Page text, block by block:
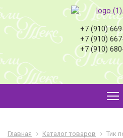
+7 (910)
+7 (910)
+7 (910)
Главная Каталог товаров Тик